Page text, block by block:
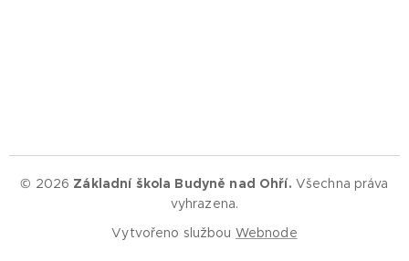
© 2026 Základní škola Budyně nad Ohří. Všechna práva
vyhrazena.
Vytvořeno službou Webnode